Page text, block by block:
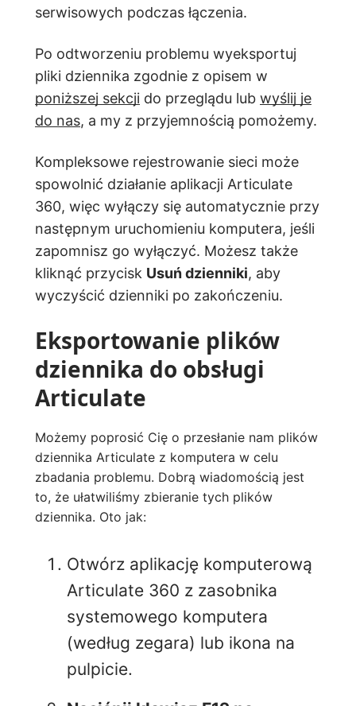
serwisowych podczas łączenia.
Po odtworzeniu problemu wyeksportuj
pliki dziennika zgodnie z opisem w
poniższej sekcji do przeglądu lub wyślij je
do nas, a my z przyjemnością pomożemy.
Kompleksowe rejestrowanie sieci może
spowolnić działanie aplikacji Articulate
360, więc wyłączy się automatycznie przy
następnym uruchomieniu komputera, jeśli
zapomnisz go wyłączyć. Możesz także
kliknąć przycisk Usuń dzienniki, aby
wyczyścić dzienniki po zakończeniu.
Eksportowanie plików
dziennika do obsługi
Articulate
Możemy poprosić Cię o przesłanie nam plików
dziennika Articulate z komputera w celu
zbadania problemu. Dobrą wiadomością jest
to, że ułatwiliśmy zbieranie tych plików
dziennika. Oto jak:
Otwórz aplikację komputerową
Articulate 360 z zasobnika
systemowego komputera
(według zegara) lub ikona na
pulpicie.